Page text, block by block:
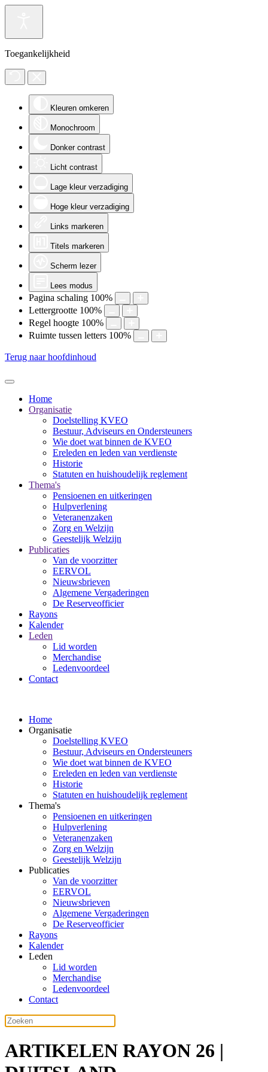
Toegankelijkheid
Kleuren omkeren
Monochroom
Donker contrast
Licht contrast
Lage kleur verzadiging
Hoge kleur verzadiging
Links markeren
Titels markeren
Scherm lezer
Lees modus
Pagina schaling 100%
Lettergrootte 100%
Regel hoogte 100%
Ruimte tussen letters 100%
Terug naar hoofdinhoud
Home
Organisatie
Doelstelling KVEO
Bestuur, Adviseurs en Ondersteuners
Wie doet wat binnen de KVEO
Ereleden en leden van verdienste
Historie
Statuten en huishoudelijk reglement
Thema's
Pensioenen en uitkeringen
Hulpverlening
Veteranenzaken
Zorg en Welzijn
Geestelijk Welzijn
Publicaties
Van de voorzitter
EERVOL
Nieuwsbrieven
Algemene Vergaderingen
De Reserveofficier
Rayons
Kalender
Leden
Lid worden
Merchandise
Ledenvoordeel
Contact
Home
Organisatie
Doelstelling KVEO
Bestuur, Adviseurs en Ondersteuners
Wie doet wat binnen de KVEO
Ereleden en leden van verdienste
Historie
Statuten en huishoudelijk reglement
Thema's
Pensioenen en uitkeringen
Hulpverlening
Veteranenzaken
Zorg en Welzijn
Geestelijk Welzijn
Publicaties
Van de voorzitter
EERVOL
Nieuwsbrieven
Algemene Vergaderingen
De Reserveofficier
Rayons
Kalender
Leden
Lid worden
Merchandise
Ledenvoordeel
Contact
ARTIKELEN RAYON 26 |